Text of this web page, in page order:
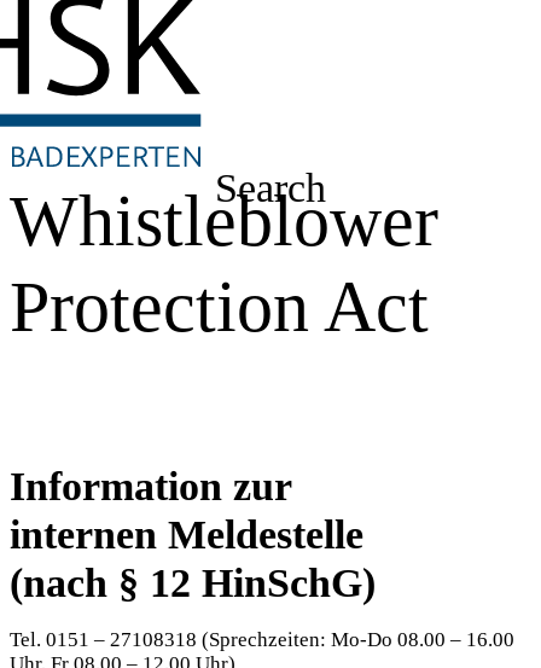
Search
Whistleblower
Protection Act
Information zur
internen Meldestelle
(nach § 12 HinSchG)
Tel. 0151 – 27108318 (Sprechzeiten: Mo-Do 08.00 – 16.00